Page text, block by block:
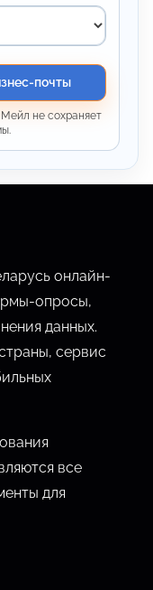
почты
не сохраняет
онлайн-
опросы,
данных.
сервис
все
для